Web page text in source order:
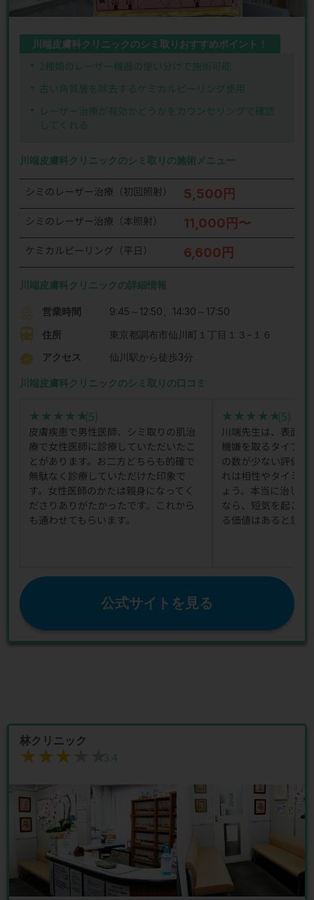
川端皮膚科クリニックのシミ取りおすすめポイント！
2種類のレーザー機器の使い分けで施術可能
古い角質層を除去するケミカルピーリング使用
レーザー治療が有効かどうかをカウンセリングで確認
してくれる
川端皮膚科クリニックのシミ取りの施術メニュー
シミのレーザー治療（初回照射） 5,500円
シミのレーザー治療（本照射） 11,000円〜
ケミカルピーリング（平日） 6,600円
川端皮膚科クリニックの詳細情報
営業時間
9:45～12:50、14:30～17:50
住所
東京都調布市仙川町１丁目１３−１６
アクセス
仙川駅から徒歩3分
川端皮膚科クリニックのシミ取りの口コミ
★★★★★
★★★★★(5)
皮膚疾患で男性医師、シミ取りの肌治
療で女性医師に診療していただいたこ
とがあります。お二方どちらも的確で
無駄なく診療していただけた印象で
す。女性医師のかたは親身になってく
ださりありがたかったです。これから
も通わせてもらいます。
★★★★★
★★★★★(5)
川端先生は、表面
機嫌を取るタイプ
の数が少ない評価
れは相性やタイミ
ょう。本当に治し
なら、短気を起こ
る価値はあると思い
公式サイトを見る
林クリニック
★★★★★
★★★★★3.4